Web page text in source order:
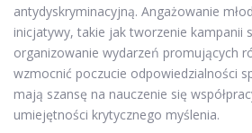
antydyskryminacyjną. Angażowanie
inicjatywy, takie jak tworzenie kampanii
organizowanie wydarzeń promujących
wzmocnić poczucie odpowiedzialności
mają szansę na nauczenie się
umiejętności krytycznego myślenia.